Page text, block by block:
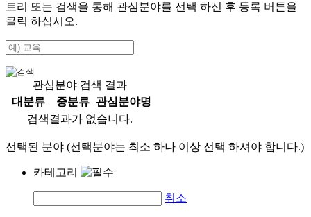
트리 또는 검색을 통해 관심분야를 선택 하신 후 등록 버튼을
클릭 하십시오.
관심분야 검색 결과
대분류
중분류
관심분야명
검색결과가 없습니다.
선택된 분야 (선택분야는 최소 하나 이상 선택 하셔야 합니다.)
카테고리
취소